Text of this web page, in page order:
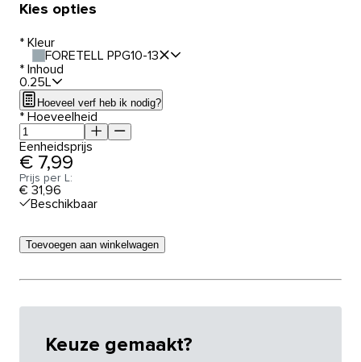
Kies opties
* Kleur
FORETELL PPG10-13
* Inhoud
0.25L
Hoeveel verf heb ik nodig?
* Hoeveelheid
Eenheidsprijs
€ 7,99
Prijs per L:
€ 31,96
Beschikbaar
Toevoegen aan winkelwagen
Keuze gemaakt?